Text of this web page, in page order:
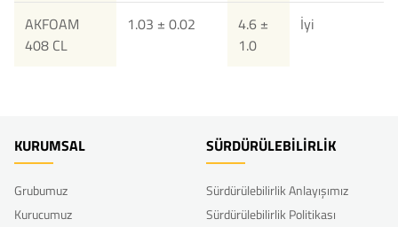
AKFOAM
408 CL
1.03 ± 0.02
4.6 ±
1.0
İyi
KURUMSAL
Grubumuz
Kurucumuz
SÜRDÜRÜLEBİLİRLİK
Sürdürülebilirlik Anlayışımız
Sürdürülebilirlik Politikası